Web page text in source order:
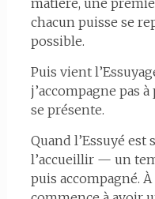
matière, une
chacun puisse se
possible.
Puis vient
j’accompagne pas à
se présente.
Quand l’Essuyé
l’accueillir — un
puis accompagné.